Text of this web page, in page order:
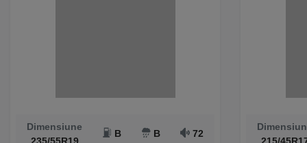
Dimensiune
B B 72